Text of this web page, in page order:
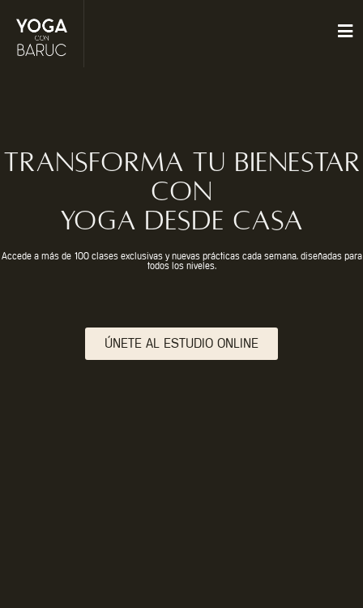
transforma tu bienestar
con
yoga DESDE casa
Accede a más de 100 clases exclusivas y nuevas prácticas cada semana, diseñadas para
todos los niveles.
ÚNETE AL ESTUDIO ONLINE